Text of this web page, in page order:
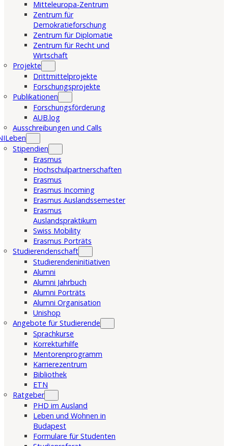
Mitteleuropa-Zentrum
Zentrum für
Demokratieforschung
Zentrum für Diplomatie
Zentrum für Recht und
Wirtschaft
Projekte
Drittmittelprojekte
Forschungsprojekte
Publikationen
Forschungsförderung
AUB.log
Ausschreibungen und Calls
Stipendien
Erasmus
Hochschulpartnerschaften
Erasmus
Erasmus Incoming
Erasmus Auslandssemester
Erasmus
Auslandspraktikum
Swiss Mobility
Erasmus Porträts
Studierendenschaft
Studierendeninitiativen
Alumni
Alumni Jahrbuch
Alumni Porträts
Alumni Organisation
Unishop
Angebote für Studierende
Sprachkurse
Korrekturhilfe
Mentorenprogramm
Karrierezentrum
Bibliothek
ETN
Ratgeber
PHD im Ausland
Leben und Wohnen in
Budapest
Formulare für Studenten